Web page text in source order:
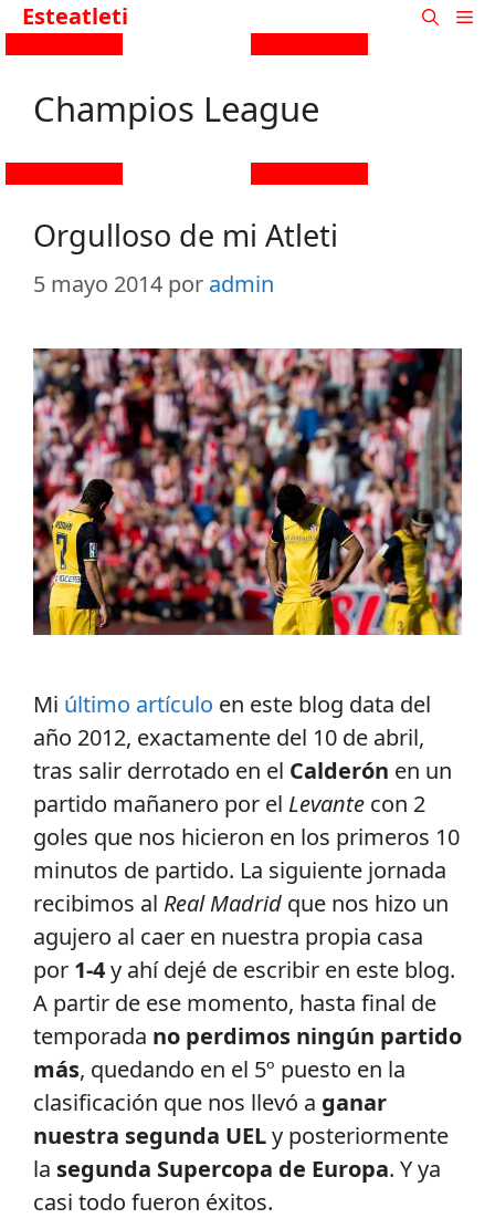
Esteatleti
Champios League
Orgulloso de mi Atleti
5 mayo 2014 por admin
Mi último artículo en este blog data del
año 2012, exactamente del 10 de abril,
tras salir derrotado en el Calderón en un
partido mañanero por el Levante con 2
goles que nos hicieron en los primeros 10
minutos de partido. La siguiente jornada
recibimos al Real Madrid que nos hizo un
agujero al caer en nuestra propia casa
por 1-4y ahí dejé de escribir en este blog.
A partir de ese momento, hasta final de
temporada no perdimos ningún partido
más, quedando en el 5º puesto en la
clasificación que nos llevó a ganar
nuestra segunda UELy posteriormente
la segunda Supercopa de Europa. Y ya
casi todo fueron éxitos.